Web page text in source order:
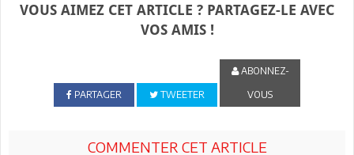
VOUS AIMEZ CET ARTICLE ? PARTAGEZ-LE AVEC
VOS AMIS !
PARTAGER TWEETER
ABONNEZ-
VOUS
COMMENTER CET ARTICLE